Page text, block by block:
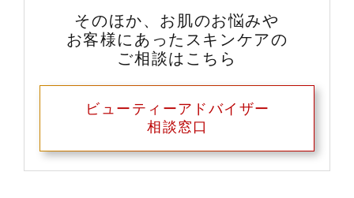
そのほか、お肌のお悩みや
お客様にあったスキンケアの
ご相談はこちら
ビューティーアドバイザー
相談窓口